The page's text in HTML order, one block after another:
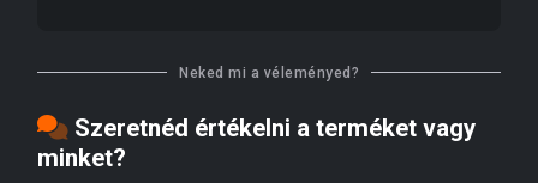
Neked mi a véleményed?
Szeretnéd értékelni a terméket vagy
minket?